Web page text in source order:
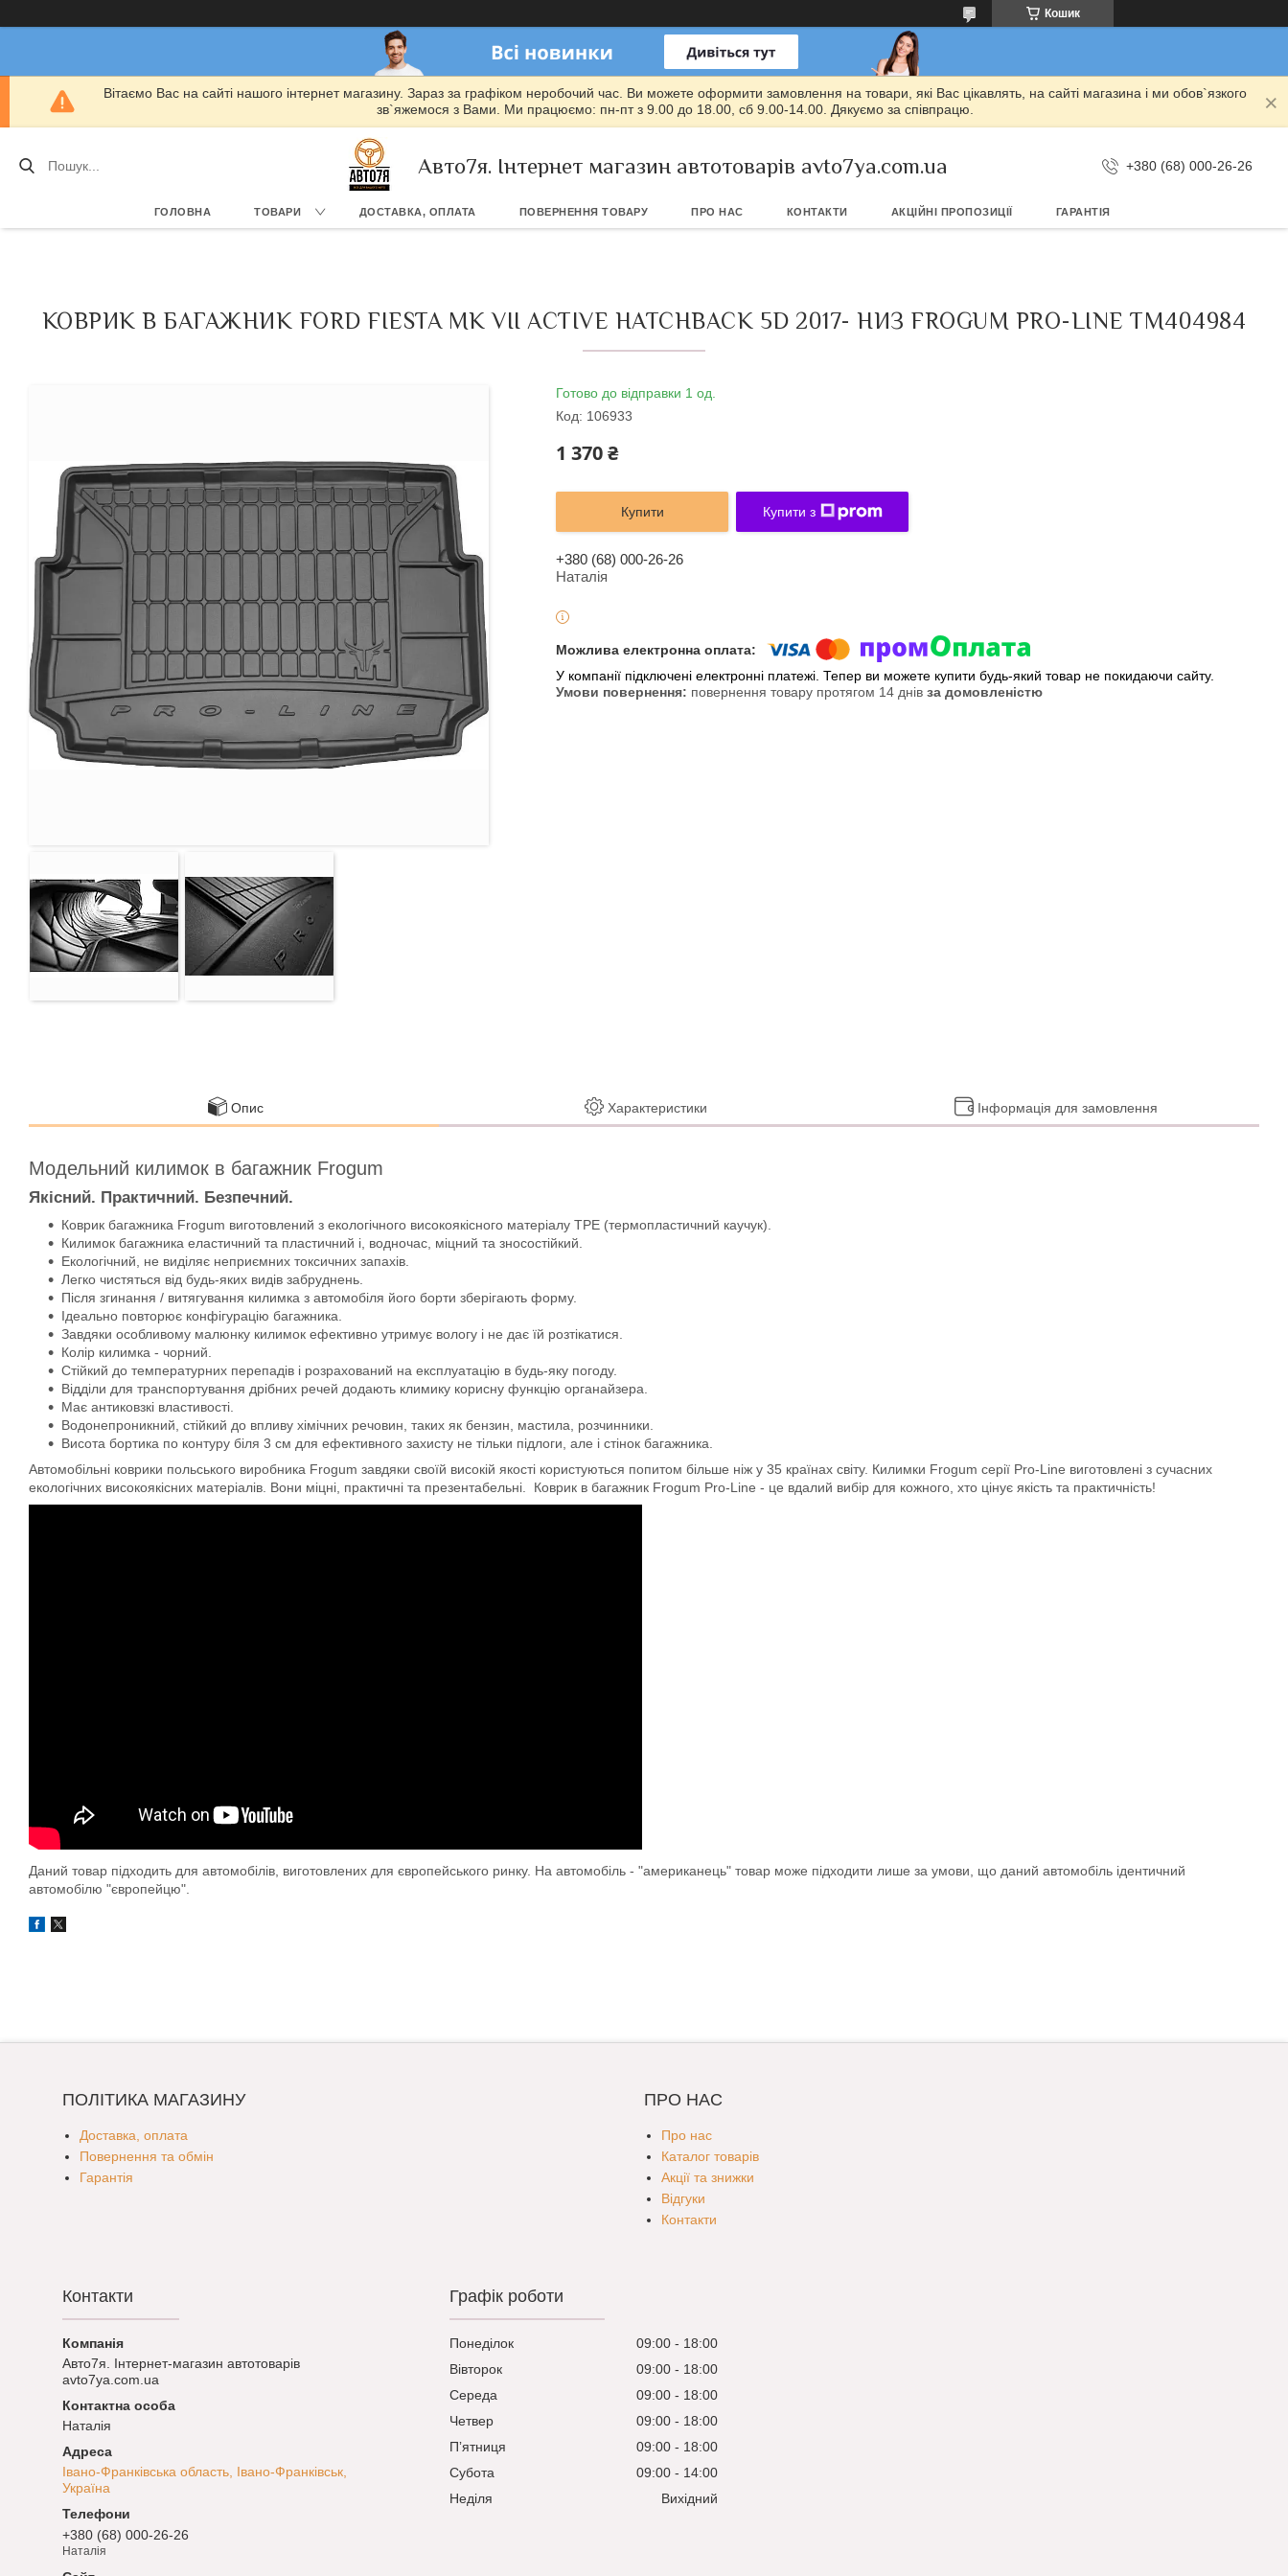
Кошик
Вітаємо Вас на сайті нашого інтернет магазину. Зараз за графіком неробочий час. Ви можете оформити замовлення на товари, які Вас цікавлять, на сайті магазина і ми обов`язкого
зв`яжемося з Вами. Ми працюємо: пн-пт з 9.00 до 18.00, сб 9.00-14.00. Дякуємо за співпрацю.
Авто7я. Інтернет магазин автотоварів avto7ya.com.ua +380 (68) 000-26-26
ГОЛОВНА ТОВАРИ ДОСТАВКА, ОПЛАТА ПОВЕРНЕННЯ ТОВАРУ ПРО НАС КОНТАКТИ АКЦІЙНІ ПРОПОЗИЦІЇ ГАРАНТІЯ
КОВРИК В БАГАЖНИК FORD FIESTA MK VII ACTIVE HATCHBACK 5D 2017- НИЗ FROGUM PRO-LINE TM404984
Готово до відправки 1 од.
Код: 106933
1 370 ₴
Купити Купити з
+380 (68) 000-26-26
Наталія
У компанії підключені електронні платежі. Тепер ви можете купити будь-який товар не покидаючи сайту.
повернення товару протягом 14 днів за домовленістю
Опис Характеристики Інформація для замовлення
Модельний килимок в багажник Frogum
Якісний. Практичний. Безпечний.
Коврик багажника Frogum виготовлений з екологічного високоякісного матеріалу TPE (термопластичний каучук).
Килимок багажника еластичний та пластичний і, водночас, міцний та зносостійкий.
Екологічний, не виділяє неприємних токсичних запахів.
Легко чистяться від будь-яких видів забруднень.
Після згинання / витягування килимка з автомобіля його борти зберігають форму.
Ідеально повторює конфігурацію багажника.
Завдяки особливому малюнку килимок ефективно утримує вологу і не дає їй розтікатися.
Колір килимка - чорний.
Стійкий до температурних перепадів і розрахований на експлуатацію в будь-яку погоду.
Відділи для транспортування дрібних речей додають климику корисну функцію органайзера.
Має антиковзкі властивості.
Водонепроникний, стійкий до впливу хімічних речовин, таких як бензин, мастила, розчинники.
Висота бортика по контуру біля 3 см для ефективного захисту не тільки підлоги, але і стінок багажника.
Автомобільні коврики польського виробника Frogum завдяки своїй високій якості користуються попитом більше ніж у 35 країнах світу. Килимки Frogum серії Pro-Line виготовлені з сучасних
екологічних високоякісних матеріалів. Вони міцні, практичні та презентабельні. Коврик в багажник Frogum Pro-Line - це вдалий вибір для кожного, хто цінує якість та практичність!
Даний товар підходить для автомобілів, виготовлених для європейського ринку. На автомобіль - "американець" товар може підходити лише за умови, що даний автомобіль ідентичний
автомобілю "європейцю".
ПОЛІТИКА МАГАЗИНУ
Доставка, оплата
Повернення та обмін
Гарантія
ПРО НАС
Про нас
Каталог товарів
Акції та знижки
Відгуки
Контакти
Контакти
Авто7я. Інтернет-магазин автотоварів
avto7ya.com.ua
Наталія
Івано-Франківська область, Івано-Франківськ,
Україна
+380 (68) 000-26-26
Наталія
Графік роботи
Понеділок 09:00
18:00
Вівторок
09:00
18:00
Середа
09:00
18:00
Четвер
09:00
18:00
Пʼятниця
09:00
18:00
Субота
09:00
14:00
Неділя
Вихідний